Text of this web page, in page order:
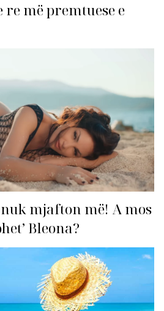
më premtuese e
mjafton më! A mos
Bleona?